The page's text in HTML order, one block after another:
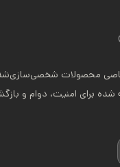
محصولات
شده برای امنیت، دوام و